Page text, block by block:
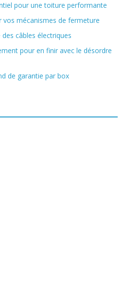
pour une toiture performante
mécanismes de fermeture
câbles électriques
pour en finir avec le désordre
de garantie par box